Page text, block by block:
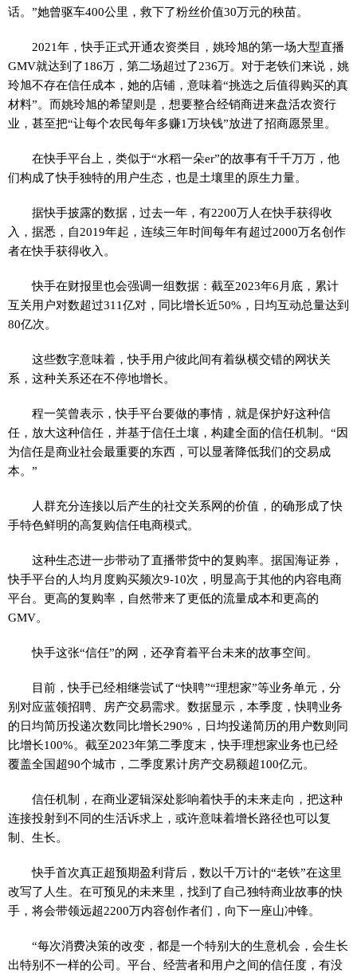
话。”她曾驱车400公里，救下了粉丝价值30万元的秧苗。
2021年，快手正式开通农资类目，姚玲旭的第一场大型直播
GMV就达到了186万，第二场超过了236万。对于老铁们来说，姚
玲旭不存在信任成本，她的店铺，意味着“挑选之后值得购买的真
材料”。而姚玲旭的希望则是，想要整合经销商进来盘活农资行
业，甚至把“让每个农民每年多赚1万块钱”放进了招商愿景里。
在快手平台上，类似于“水稻一朵er”的故事有千千万万，他
们构成了快手独特的用户生态，也是土壤里的原生力量。
据快手披露的数据，过去一年，有2200万人在快手获得收
入，据悉，自2019年起，连续三年时间每年有超过2000万名创作
者在快手获得收入。
快手在财报里也会强调一组数据：截至2023年6月底，累计
互关用户对数超过311亿对，同比增长近50%，日均互动总量达到
80亿次。
这些数字意味着，快手用户彼此间有着纵横交错的网状关
系，这种关系还在不停地增长。
程一笑曾表示，快手平台要做的事情，就是保护好这种信
任，放大这种信任，并基于信任土壤，构建全面的信任机制。“因
为信任是商业社会最重要的东西，可以显著降低我们的交易成
本。”
人群充分连接以后产生的社交关系网的价值，的确形成了快
手特色鲜明的高复购信任电商模式。
这种生态进一步带动了直播带货中的复购率。据国海证券，
快手平台的人均月度购买频次9-10次，明显高于其他的内容电商
平台。更高的复购率，自然带来了更低的流量成本和更高的
GMV。
快手这张“信任”的网，还孕育着平台未来的故事空间。
目前，快手已经相继尝试了“快聘”“理想家”等业务单元，分
别对应蓝领招聘、房产交易需求。数据显示，本季度，快聘业务
的日均简历投递次数同比增长290%，日均投递简历的用户数则同
比增长100%。截至2023年第二季度末，快手理想家业务也已经
覆盖全国超90个城市，二季度累计房产交易额超100亿元。
信任机制，在商业逻辑深处影响着快手的未来走向，把这种
连接投射到不同的生活诉求上，或许意味着增长路径也可以复
制、生长。
快手首次真正超预期盈利背后，数以千万计的“老铁”在这里
改写了人生。在可预见的未来里，找到了自己独特商业故事的快
手，将会带领远超2200万内容创作者们，向下一座山冲锋。
“每次消费决策的改变，都是一个特别大的生意机会，会生长
出特别不一样的公司。平台、经营者和用户之间的信任度，有没